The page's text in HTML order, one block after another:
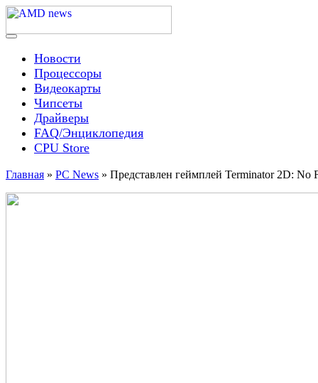
Skip
content
AMD news
Menu
Новости
Процессоры
Видеокарты
Чипсеты
Драйверы
FAQ/Энциклопедия
CPU Store
Главная » PC News » Представлен геймплей Terminator 2D: No